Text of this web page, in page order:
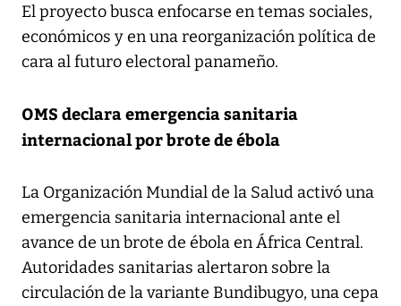
El proyecto busca enfocarse en temas sociales,
económicos y en una reorganización política de
cara al futuro electoral panameño.
OMS declara emergencia sanitaria
internacional por brote de ébola
La Organización Mundial de la Salud activó una
emergencia sanitaria internacional ante el
avance de un brote de ébola en África Central.
Autoridades sanitarias alertaron sobre la
circulación de la variante Bundibugyo, una cepa